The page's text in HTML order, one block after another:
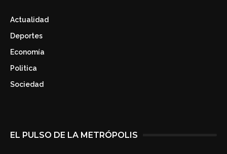
Actualidad
Deportes
Economía
Politica
Sociedad
EL PULSO DE LA METRÓPOLIS